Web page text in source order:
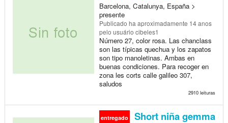
Barcelona, Catalunya, España >
presente
Publicado ha aproximadamente 14 anos
pelo usuário cibeles1
Número 27, color rosa. Las chanclass
son las típicas quechua y los zapatos
son tipo manoletinas. Ambas en
buenas condiciones. Para recoger en
zona les corts calle galileo 307,
saludos
2910 leituras
entregado Short niña gemma